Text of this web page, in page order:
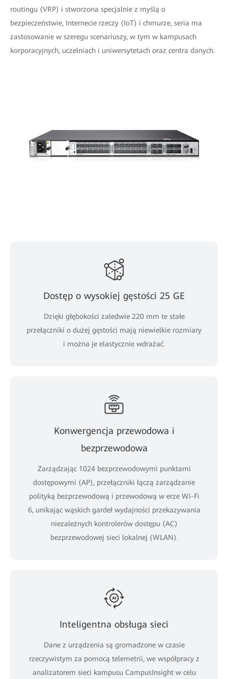
routingu (VRP) i stworzona specjalnie z myślą o
bezpieczeństwie, Internecie rzeczy (IoT) i chmurze, seria ma
zastosowanie w szeregu scenariuszy, w tym w kampusach
korporacyjnych, uczelniach i uniwersytetach oraz centra danych.
Dostęp o wysokiej gęstości 25 GE
Dzięki głębokości zaledwie 220 mm te stałe
przełączniki o dużej gęstości mają niewielkie rozmiary
i można je elastycznie wdrażać.
Konwergencja przewodowa i
bezprzewodowa
Zarządzając 1024 bezprzewodowymi punktami
dostępowymi (AP), przełączniki łączą zarządzanie
polityką bezprzewodową i przewodową w erze Wi-Fi
6, unikając wąskich gardeł wydajności przekazywania
niezależnych kontrolerów dostępu (AC)
bezprzewodowej sieci lokalnej (WLAN).
Inteligentna obsługa sieci
Dane z urządzenia są gromadzone w czasie
rzeczywistym za pomocą telemetrii, we współpracy z
analizatorem sieci kampusu CampusInsight w celu